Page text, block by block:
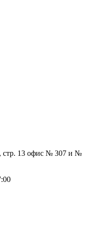
стр. 13 офис № 307 и №